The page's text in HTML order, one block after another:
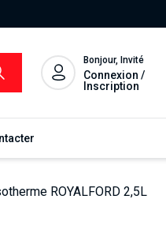
Bonjour, Invité
Connexion /
Inscription
ROYALFORD 2,5L